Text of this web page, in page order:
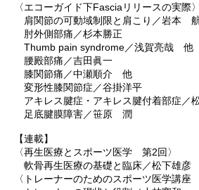
〈エコーガイド下Fasciaリリースの実際〉
肩関節の可動域制限と肩こり／岩本
肘外側部痛／杉本勝正
Thumb pain syndrome／浅賀亮哉 他
腰殿部痛／吉田眞一
膝関節痛／中瀬順介 他
変形性膝関節症／谷掛洋平
アキレス腱症・アキレス腱付着部症／
足底腱膜障害／笹原 潤
【連載】
〈再生医療とスポーツ医学 第2回〉
軟骨再生医療の基礎と臨床／松下雄
〈トレーナーのためのスポーツ医学講座